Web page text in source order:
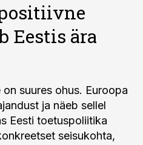
Eestis ära
suures ohus. Euroopa
ja näeb sellel
Eesti toetuspoliitika
seisukohta,